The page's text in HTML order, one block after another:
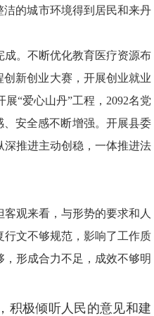
的城市环境得到居民和来丹
成。不断优化教育医疗资源布
创新创业大赛，开展创业就业
“爱心山丹”工程，2092名党
、安全感不断增强。开展县委
深推进主动创稳，一体推进法
观来看，与形势的要求和人
文不够规范，影响了工作质
形成合力不足，成效不够明
， 积极倾听人民的意见和建